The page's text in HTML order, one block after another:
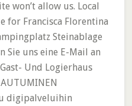
won’t allow us. Local
for Francisca Florentina
Steinablage
Sie uns eine E-Mail an
Und Logierhaus
digipalveluihin